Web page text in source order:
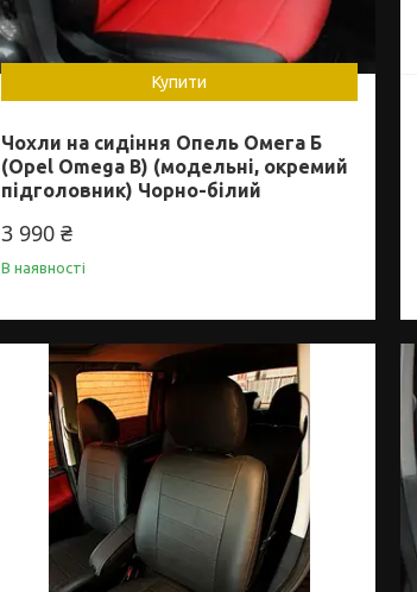
Купити
Чохли на сидіння Опель Омега Б
(Opel Omega B) (модельні, окремий
підголовник) Чорно-білий
3 990 ₴
В наявності